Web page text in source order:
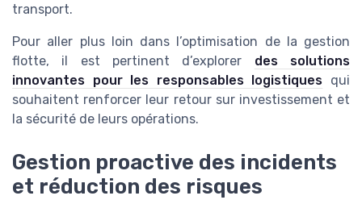
transport.
Pour aller plus loin dans l’optimisation de la gestion
flotte, il est pertinent d’explorer des solutions
innovantes pour les responsables logistiques qui
souhaitent renforcer leur retour sur investissement et
la sécurité de leurs opérations.
Gestion proactive des incidents
et réduction des risques